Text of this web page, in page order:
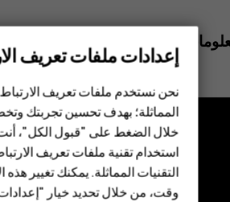
مفيدة؟
إعدادات ملفات تعريف
نحن نستخدم ملفات تعريف
المماثلة؛ بهدف تحسين تجربتك
خلال الضغط على "قبول الكل"،
استخدام تقنية ملفات تعريف
التقنيات المماثلة. يمكنك تغيير
وقت، من خلال تحديد خيار